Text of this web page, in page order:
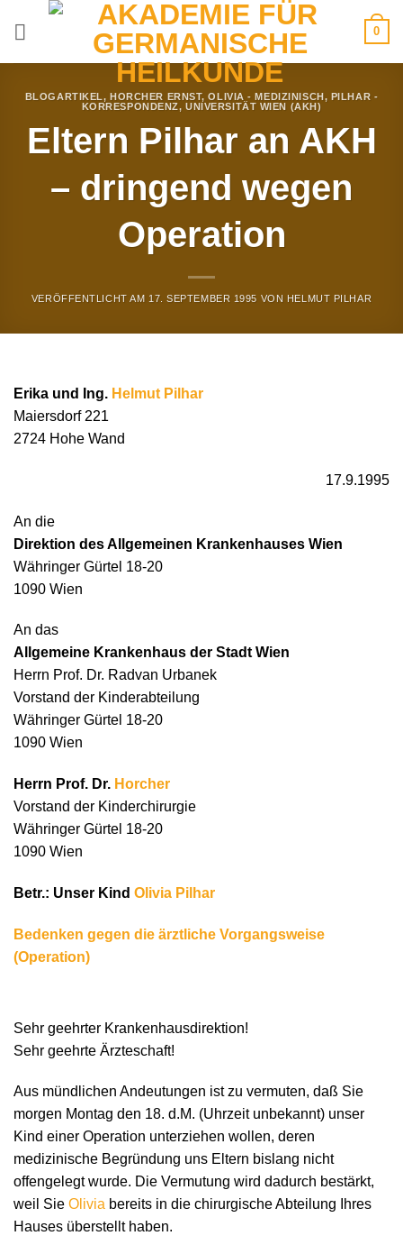
0
BLOGARTIKEL, HORCHER ERNST,OLIVIA - MEDIZINISCH , PILHAR -
KORRESPONDENZ,UNIVERSITÄT WIEN (AKH)
Eltern Pilhar an AKH
– dringend wegen
Operation
VERÖFFENTLICHT AM 17. SEPTEMBER 1995 VON HELMUT PILHAR
Erika und Ing. Helmut Pilhar
Maiersdorf 221
2724 Hohe Wand
17.9.1995
An die
Direktion des Allgemeinen Krankenhauses Wien
Währinger Gürtel 18-20
1090 Wien
An das
Allgemeine Krankenhaus der Stadt Wien
Herrn Prof. Dr. Radvan Urbanek
Vorstand der Kinderabteilung
Währinger Gürtel 18-20
1090 Wien
Herrn Prof. Dr. Horcher
Vorstand der Kinderchirurgie
Währinger Gürtel 18-20
1090 Wien
Betr.: Unser Kind Olivia Pilhar
Bedenken gegen die ärztliche Vorgangsweise
(Operation)
Sehr geehrter Krankenhausdirektion!
Sehr geehrte Ärzteschaft!
Aus mündlichen Andeutungen ist zu vermuten, daß Sie
morgen Montag den 18. d.M. (Uhrzeit unbekannt) unser
Kind einer Operation unterziehen wollen, deren
medizinische Begründung uns Eltern bislang nicht
offengelegt wurde. Die Vermutung wird dadurch bestärkt,
weil Sie Olivia bereits in die chirurgische Abteilung Ihres
Hauses überstellt haben.